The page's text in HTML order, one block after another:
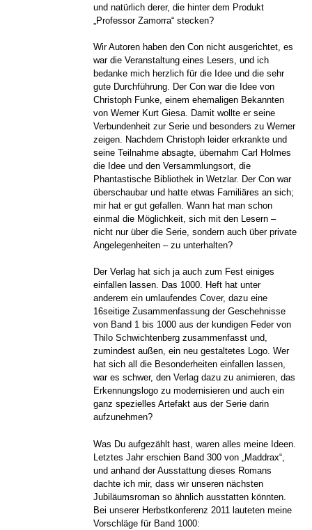
und natürlich derer, die hinter dem Produkt
„Professor Zamorra“ stecken?
Wir Autoren haben den Con nicht ausgerichtet, es
war die Veranstaltung eines Lesers, und ich
bedanke mich herzlich für die Idee und die sehr
gute Durchführung. Der Con war die Idee von
Christoph Funke, einem ehemaligen Bekannten
von Werner Kurt Giesa. Damit wollte er seine
Verbundenheit zur Serie und besonders zu Werner
zeigen. Nachdem Christoph leider erkrankte und
seine Teilnahme absagte, übernahm Carl Holmes
die Idee und den Versammlungsort, die
Phantastische Bibliothek in Wetzlar. Der Con war
überschaubar und hatte etwas Familiäres an sich;
mir hat er gut gefallen. Wann hat man schon
einmal die Möglichkeit, sich mit den Lesern –
nicht nur über die Serie, sondern auch über private
Angelegenheiten – zu unterhalten?
Der Verlag hat sich ja auch zum Fest einiges
einfallen lassen. Das 1000. Heft hat unter
anderem ein umlaufendes Cover, dazu eine
16seitige Zusammenfassung der Geschehnisse
von Band 1 bis 1000 aus der kundigen Feder von
Thilo Schwichtenberg zusammenfasst und,
zumindest außen, ein neu gestaltetes Logo. Wer
hat sich all die Besonderheiten einfallen lassen,
war es schwer, den Verlag dazu zu animieren, das
Erkennungslogo zu modernisieren und auch ein
ganz spezielles Artefakt aus der Serie darin
aufzunehmen?
Was Du aufgezählt hast, waren alles meine Ideen.
Letztes Jahr erschien Band 300 von „Maddrax“,
und anhand der Ausstattung dieses Romans
dachte ich mir, dass wir unseren nächsten
Jubiläumsroman so ähnlich ausstatten könnten.
Bei unserer Herbstkonferenz 2011 lauteten meine
Vorschläge für Band 1000: